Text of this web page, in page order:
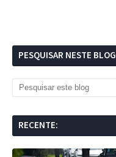
PESQUISAR NESTE BLOG
RECENTE: